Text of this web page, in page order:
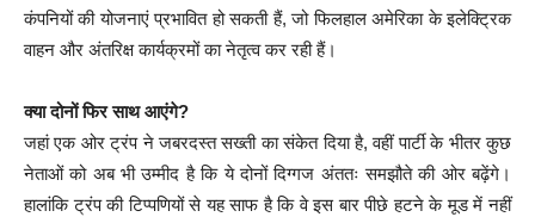
कंपनियों की योजनाएं प्रभावित हो सकती हैं, जो फिलहाल अमेरिका के इलेक्ट्रिक
वाहन और अंतरिक्ष कार्यक्रमों का नेतृत्व कर रही हैं।
क्या दोनों फिर साथ आएंगे?
जहां एक ओर ट्रंप ने जबरदस्त सख्ती का संकेत दिया है, वहीं पार्टी के भीतर कुछ
नेताओं को अब भी उम्मीद है कि ये दोनों दिग्गज अंततः समझौते की ओर बढ़ेंगे।
हालांकि ट्रंप की टिप्पणियों से यह साफ है कि वे इस बार पीछे हटने के मूड में नहीं